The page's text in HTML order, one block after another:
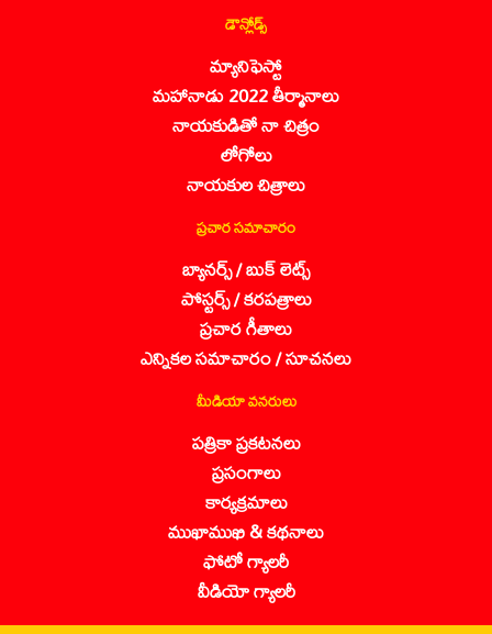
డౌన్లోడ్స్
మ్యానిఫెస్టో
మహానాడు 2022 తీర్మానాలు
నాయకుడితో నా చిత్రం
లోగోలు
నాయకుల చిత్రాలు
ప్రచార సమాచారం
బ్యానర్స్ / బుక్ లెట్స్
పోస్టర్స్ / కరపత్రాలు
ప్రచార గీతాలు
ఎన్నికల సమాచారం / సూచనలు
మీడియా వనరులు
పత్రికా ప్రకటనలు
ప్రసంగాలు
కార్యక్రమాలు
ముఖాముఖి & కథనాలు
ఫోటో గ్యాలరీ
వీడియో గ్యాలరీ